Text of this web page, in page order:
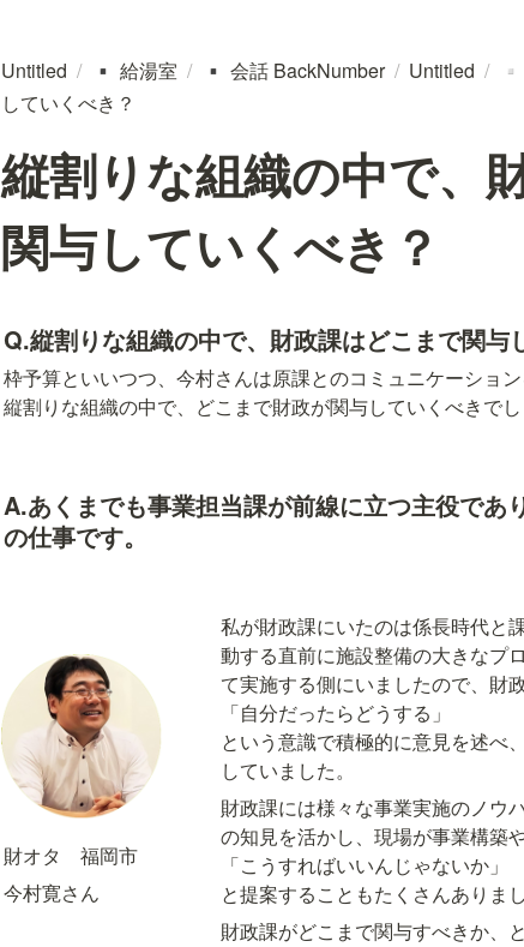
Untitled / ▪️ 給湯室 / ▪️ 会話 BackNumber / Untitled / ▫️
していくべき？
縦割りな組織の中で、
関与していくべき？
Q.縦割りな組織の中で、財政課はどこまで関与
枠予算といいつつ、今村さんは原課とのコミュニケーション
縦割りな組織の中で、どこまで財政が関与していくべきでし
A.あくまでも事業担当課が前線に立つ主役であ
財オタ　福岡市
今村寛さん
私が財政課にいたのは係長時代と
動する直前に施設整備の大きなプ
て実施する側にいましたので、財
「自分だったらどうする」
という意識で積極的に意見を述べ
していました。
財政課には様々な事業実施のノウ
の知見を活かし、現場が事業構築
「こうすればいいんじゃないか」
と提案することもたくさんありまし
財政課がどこまで関与すべきか、